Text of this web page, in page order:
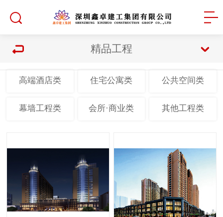
精品工程
高端酒店类 住宅公寓类 公共空间类
幕墙工程类 会所·商业类 其他工程类